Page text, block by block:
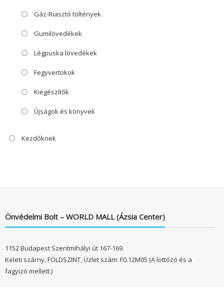
Gáz-Riasztó töltények
Gumilövedékek
Légpuska lövedékek
Fegyvertokok
Kiegészítők
Újságok és könyvek
Kezdőknek
Önvédelmi Bolt – WORLD MALL (Ázsia Center)
1152 Budapest Szentmihályi út 167-169.
Keleti szárny, FÖLDSZINT, Üzlet szám: F0.12M05 (A lottózó és a
fagyizó mellett.)